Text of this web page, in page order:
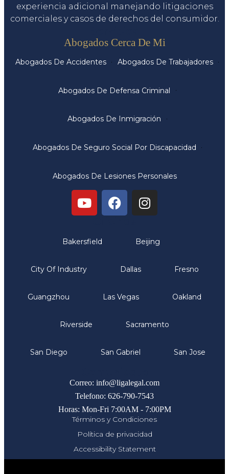
experiencia adicional manejando litigaciones
comerciales y casos de derechos del consumidor.
Abogados Cerca De Mi
Abogados De Accidentes Abogados De Trabajadores
Abogados De Defensa Criminal
Abogados De Inmigración
Abogados De Seguro Social Por Discapacidad
Abogados De Lesiones Personales
Bakersfield Beijing
City Of Industry Dallas Fresno
Guangzhou Las Vegas Oakland
Riverside Sacramento
San Diego San Gabriel San Jose
Correo: info@ligalegal.com
Telefono: 626-790-7543
Horas: Mon-Fri 7:00AM - 7:00PM
Términos y Condiciones
Política de privacidad
Accessibility Statement